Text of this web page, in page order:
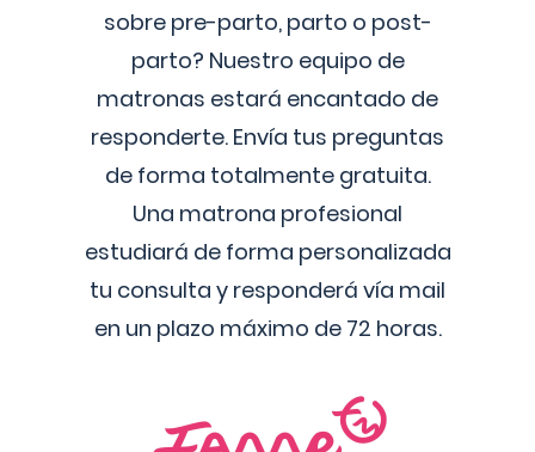
sobre pre-parto, parto o post-
parto? Nuestro equipo de
matronas estará encantado de
responderte. Envía tus preguntas
de forma totalmente gratuita.
Una matrona profesional
estudiará de forma personalizada
tu consulta y responderá vía mail
en un plazo máximo de 72 horas.